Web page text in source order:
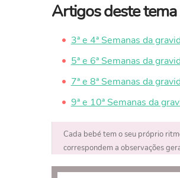
Artigos deste tema
3ª e 4ª Semanas da
5ª e 6ª Semanas da
7ª e 8ª Semanas da
9ª e 10ª Semanas da
Cada bebé tem o seu próprio
correspondem a observações